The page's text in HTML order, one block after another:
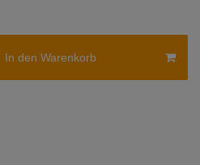
In den Warenkorb